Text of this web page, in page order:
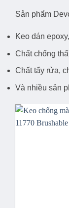
Sản phẩm
Keo dán
Chất chống
Chất tẩy rửa,
Và nhiều sản